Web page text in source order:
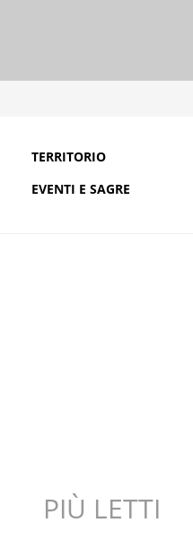
TERRITORIO
EVENTI E SAGRE
PIÙ LETTI